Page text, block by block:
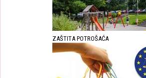
ZAŠTITA POTROŠAĆA